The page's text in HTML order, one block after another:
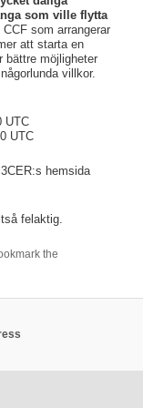
som ville flytta
som arrangerar
att starta en
bättre möjligheter
villkor.
UTC
UTC
hemsida
felaktig.
the